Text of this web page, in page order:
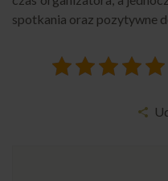
spotkania oraz pozytywne